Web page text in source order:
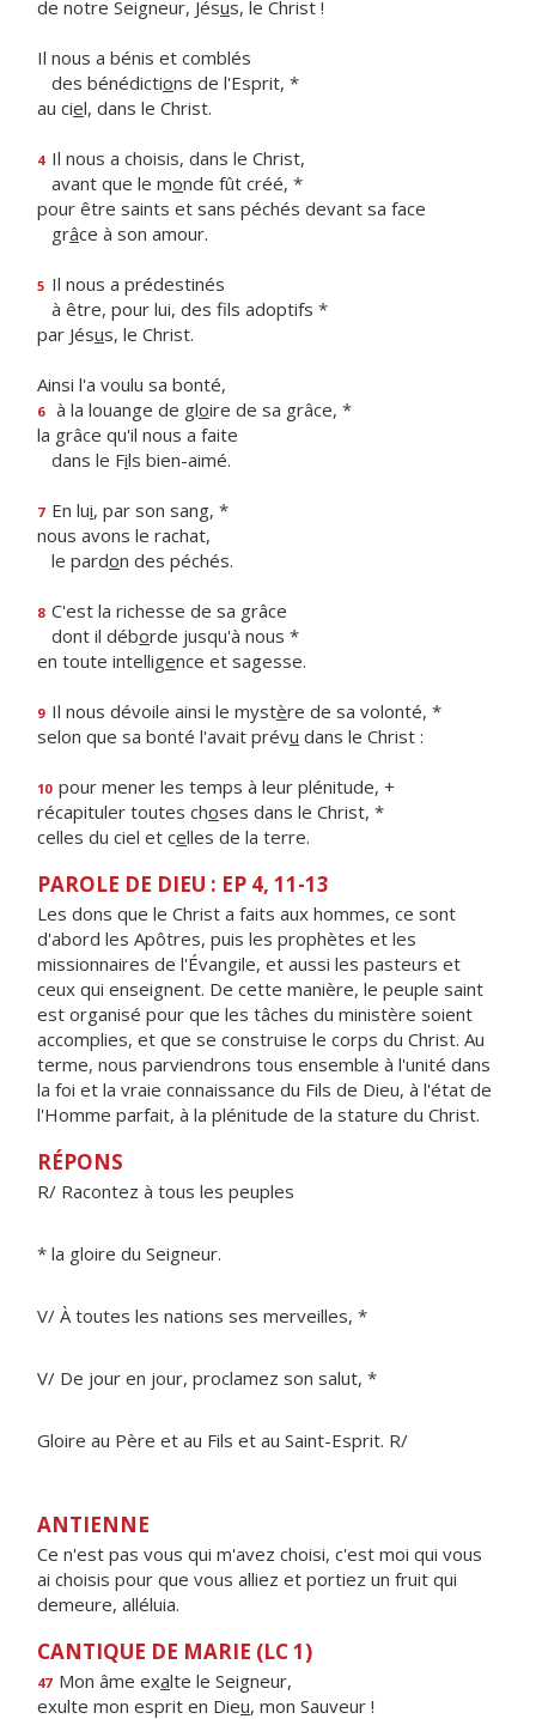
de notre Seigneur, Jésus, le Christ !
Il nous a bénis et comblés
des bénédictions de l'Esprit, *
au ciel, dans le Christ.
4 Il nous a choisis, dans le Christ,
avant que le monde fût créé, *
pour être saints et sans péchés devant sa face
grâce à son amour.
5 Il nous a prédestinés
à être, pour lui, des fls adoptifs *
par Jésus, le Christ.
Ainsi l'a voulu sa bonté,
6 à la louange de gloire de sa grâce, *
la grâce qu'il nous a faite
dans le Fils bien-aimé.
7 En lui, par son sang, *
nous avons le rachat,
le pardon des péchés.
8 C'est la richesse de sa grâce
dont il déborde jusqu'à nous *
en toute intelligence et sagesse.
9 Il nous dévoile ainsi le mystère de sa volonté, *
selon que sa bonté l'avait prévu dans le Christ :
10 pour mener les temps à leur plénitude, +
récapituler toutes choses dans le Christ, *
celles du ciel et celles de la terre.
PAROLE DE DIEU : EP 4, 11-13
Les dons que le Christ a faits aux hommes, ce sont
d'abord les Apôtres, puis les prophètes et les
missionnaires de l'Évangile, et aussi les pasteurs et
ceux qui enseignent. De cette manière, le peuple saint
est organisé pour que les tâches du ministère soient
accomplies, et que se construise le corps du Christ. Au
terme, nous parviendrons tous ensemble à l'unité dans
la foi et la vraie connaissance du Fils de Dieu, à l'état de
l'Homme parfait, à la plénitude de la stature du Christ.
RÉPONS
R/ Racontez à tous les peuples
* la gloire du Seigneur.
V/ À toutes les nations ses merveilles, *
V/ De jour en jour, proclamez son salut, *
Gloire au Père et au Fils et au Saint-Esprit. R/
ANTIENNE
Ce n'est pas vous qui m'avez choisi, c'est moi qui vous
ai choisis pour que vous alliez et portiez un fruit qui
demeure, alléluia.
CANTIQUE DE MARIE (LC 1)
47 Mon âme exalte le Seigneur,
exulte mon esprit en Dieu, mon Sauveur !